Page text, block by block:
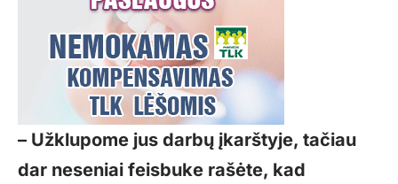
– Užklupome jus darbų įkarštyje, tačiau
dar neseniai feisbuke rašėte, kad